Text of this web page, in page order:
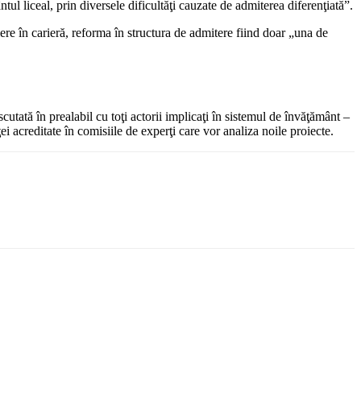
liceal, prin diversele dificultăţi cauzate de admiterea diferenţiată”.
în carieră, reforma în structura de admitere fiind doar „una de
în prealabil cu toţi actorii implicaţi în sistemul de învăţământ –
acreditate în comisiile de experţi care vor analiza noile proiecte.